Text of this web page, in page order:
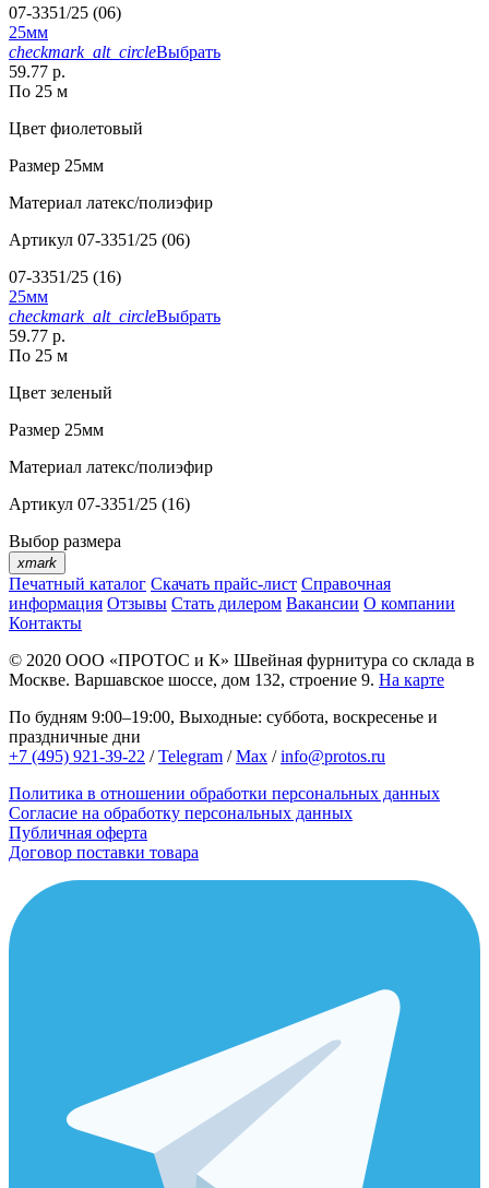
07-3351/25 (06)
25мм
checkmark_alt_circleВыбрать
59.77 р.
По 25 м
Цвет фиолетовый
Размер 25мм
Материал латекс/полиэфир
Артикул 07-3351/25 (06)
07-3351/25 (16)
25мм
checkmark_alt_circleВыбрать
59.77 р.
По 25 м
Цвет зеленый
Размер 25мм
Материал латекс/полиэфир
Артикул 07-3351/25 (16)
Выбор размера
xmark
Печатный каталог Скачать прайс-лист Справочная
информация Отзывы Стать дилером Вакансии О компании
Контакты
© 2020 ООО «ПРОТОС и К» Швейная фурнитура со склада в
Москве. Варшавское шоссе, дом 132, строение 9. На карте
По будням 9:00–19:00, Выходные: суббота, воскресенье и
праздничные дни
+7 (495) 921-39-22 /Telegram /Max /info@protos.ru
Политика в отношении обработки персональных данных
Согласие на обработку персональных данных
Публичная оферта
Договор поставки товара